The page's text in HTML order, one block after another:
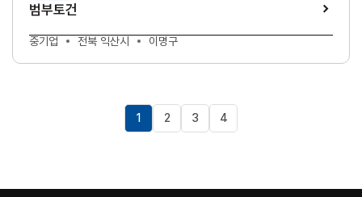
범부토건
중기업 전북 익산시 이명구
1 2 3 4